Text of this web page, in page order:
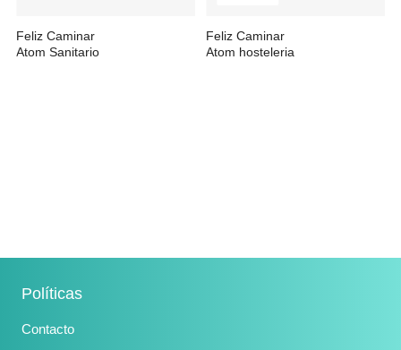
Feliz Caminar
Atom Sanitario
Feliz Caminar
Atom hosteleria
Políticas
Contacto